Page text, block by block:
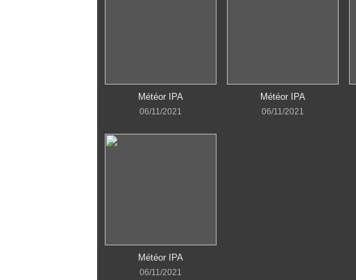
Météor IPA
06/11/2021
Météor IPA
06/11/2021
Météor IPA
06/11/2021